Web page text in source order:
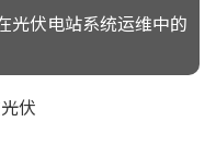
光伏电站系统运维中的
伏